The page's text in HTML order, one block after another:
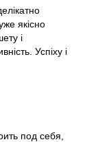
якісно
і
Успіху і
под себя,